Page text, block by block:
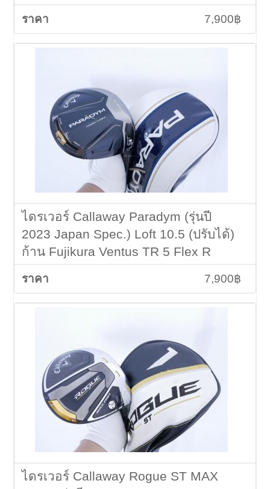
7,900฿
ไดรเวอร์ Callaway Paradym (รุ่นปี
2023 Japan Spec.) Loft 10.5 (ปรับได้)
ก้าน Fujikura Ventus TR 5 Flex R
7,900฿
ไดรเวอร์ Callaway Rogue ST MAX